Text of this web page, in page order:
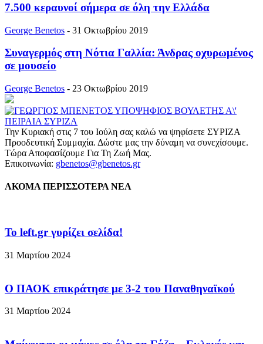
7.500 κεραυνοί σήμερα σε όλη την Ελλάδα
George Benetos - 31 Οκτωβρίου 2019
Συναγερμός στη Νότια Γαλλία: Άνδρας οχυρωμένος
σε μουσείο
George Benetos - 23 Οκτωβρίου 2019
Την Κυριακή στις 7 του Ιούλη σας καλώ να ψηφίσετε ΣΥΡΙΖΑ
Προοδευτική Συμμαχία. Δώστε μας την δύναμη να συνεχίσουμε.
Τώρα Αποφασίζουμε Για Τη Ζωή Μας.
Επικοινωνία: gbenetos@gbenetos.gr
ΑΚΟΜΑ ΠΕΡΙΣΣΟΤΕΡΑ ΝΕΑ
To left.gr γυρίζει σελίδα!
31 Μαρτίου 2024
Ο ΠΑΟΚ επικράτησε με 3-2 του Παναθηναϊκού
31 Μαρτίου 2024